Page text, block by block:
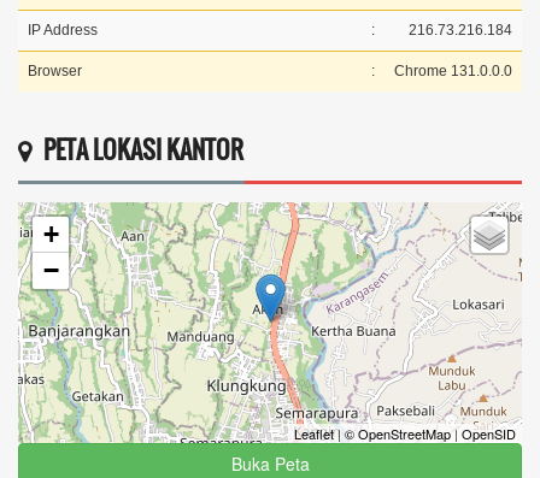
IP Address : 216.73.216.184
Browser : Chrome 131.0.0.0
PETA LOKASI KANTOR
+
−
Leaflet|© OpenStreetMap|OpenSID
Buka Peta